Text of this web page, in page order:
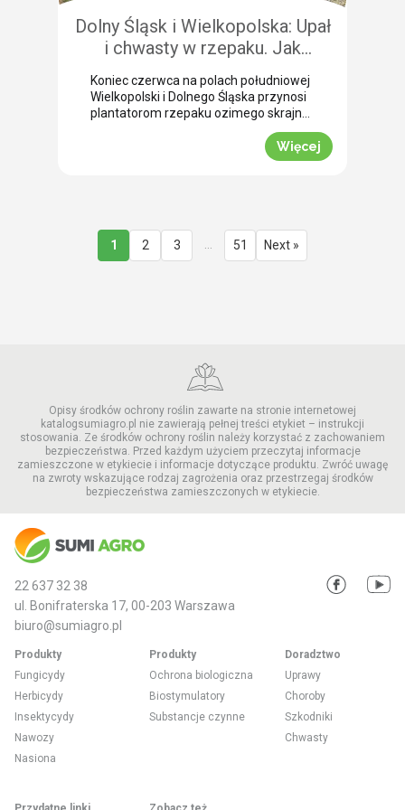
Dolny Śląsk i Wielkopolska: Upał
i chwasty w rzepaku. Jak
uratować plon przed samym
wjazdem kombajnu?
Koniec czerwca na polach południowej
Wielkopolski i Dolnego Śląska przynosi
plantatorom rzepaku ozimego skrajne
emocje (BBCH 80-83). Ostatnie opady
deszczu poprawiły ogólną kondycję
roślin. Jednak wywołały jednocześnie
Jak informuje nasz ekspert Mariusz
Staniek, skuteczna desykacja rzepaku
przed zbiorem oraz wcześniejsza
Więcej
1 2 3 51 Next »
Opisy środków ochrony roślin zawarte na stronie internetowej
katalogsumiagro.pl nie zawierają pełnej treści etykiet – instrukcji
stosowania. Ze środków ochrony roślin należy korzystać z zachowaniem
bezpieczeństwa. Przed każdym użyciem przeczytaj informacje
zamieszczone w etykiecie i informacje dotyczące produktu. Zwróć uwagę
na zwroty wskazujące rodzaj zagrożenia oraz przestrzegaj środków
bezpieczeństwa zamieszczonych w etykiecie.
22 637 32 38
ul. Bonifraterska 17, 00-203 Warszawa
biuro@sumiagro.pl
Produkty
Fungicydy
Herbicydy
Insektycydy
Nawozy
Nasiona
Produkty
Ochrona biologiczna
Biostymulatory
Substancje czynne
Doradztwo
Uprawy
Choroby
Szkodniki
Chwasty